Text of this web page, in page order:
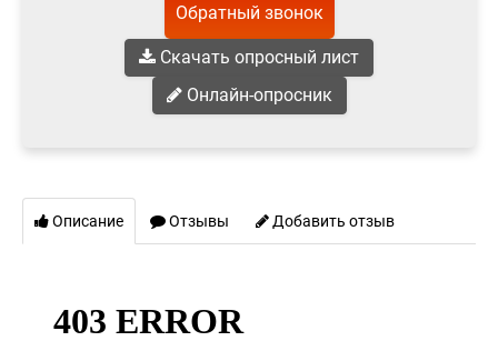
Обратный звонок
Скачать опросный лист
Онлайн-опросник
Описание Отзывы Добавить отзыв